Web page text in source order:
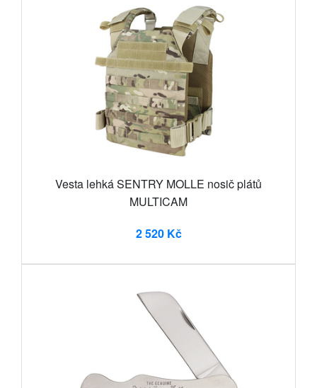
Vesta lehká SENTRY MOLLE nosič plátů
MULTICAM
2 520 Kč